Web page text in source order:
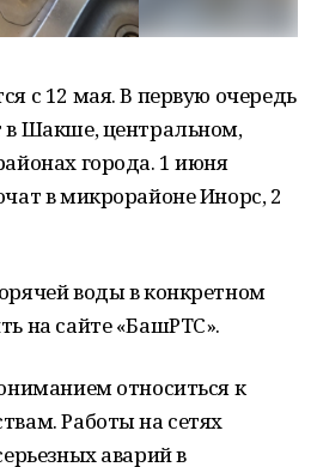
с 12 мая. В первую очередь
Шакше, центральном,
города. 1 июня
в микрорайоне Инорс, 2
воды в конкретном
на сайте «БашРТС».
относиться к
Работы на сетях
аварий в